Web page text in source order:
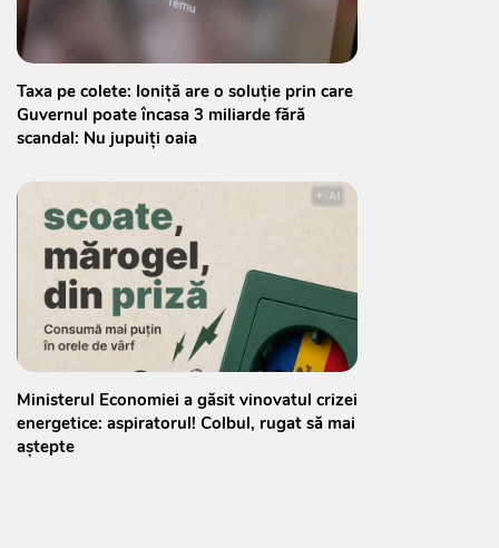
Taxa pe colete: Ioniță are o soluție prin care
Guvernul poate încasa 3 miliarde fără
scandal: Nu jupuiți oaia
Ministerul Economiei a găsit vinovatul crizei
energetice: aspiratorul! Colbul, rugat să mai
aștepte